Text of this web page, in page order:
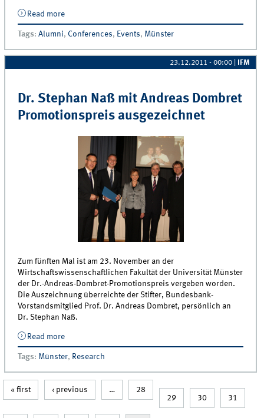
Read moreabout Dokumentation des Symposiums 2011 online!
Tags:Alumni, Conferences, Events, Münster
23.12.2011 - 00:00 IFM
Dr. Stephan Naß mit Andreas Dombret
Promotionspreis ausgezeichnet
Zum fünften Mal ist am 23. November an der
Wirtschaftswissenschaftlichen Fakultät der Universität Münster
der Dr.-Andreas-Dombret-Promotionspreis vergeben worden.
Die Auszeichnung überreichte der Stifter, Bundesbank-
Vorstandsmitglied Prof. Dr. Andreas Dombret, persönlich an
Dr. Stephan Naß.
Read moreabout Dr. Stephan Naß mit Andreas Dombret
Promotionspreis ausgezeichnet
Tags: Münster, Research
« first ‹ previous …
28
29
30 31